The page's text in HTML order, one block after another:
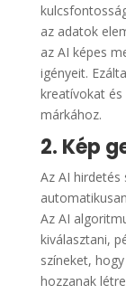
az adatok
az AI képes
igényeit.
kreatívokat
márkához.
2. Kép
Az AI hirdetés
Az AI
kiválasztani,
színeket,
hozzanak